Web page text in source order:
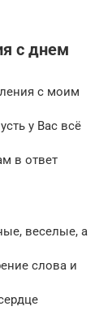
с днем
с моим
у Вас всё
в ответ
веселые, а
слова и